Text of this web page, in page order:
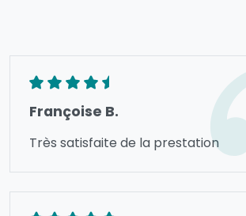
Françoise B.
Très satisfaite de la prestation